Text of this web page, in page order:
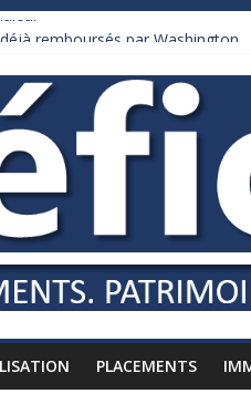
rien
PLACEMENTS